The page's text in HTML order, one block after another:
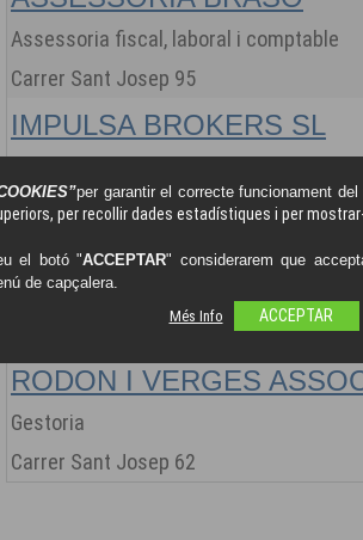
Assessoria fiscal, laboral i comptable
Carrer Sant Josep 95
IMPULSA BROKERS SL
Plaça Josep Tarradellas 21 Local 3
MAPFRE
ASSEGURANCES
Avinguda Montevideo, 162
RODON I VERGES
Gestoria
Carrer Sant Josep 62
per garantir el correcte funcionament
per recollir dades estadístiques i per
el botó "ACCEPTAR" considerarem que
de capçalera.
Més Info
ACCEPTAR